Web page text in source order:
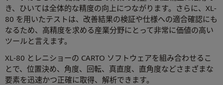
き、ひいては全体的な精度の向上につながります。さらに、XL-
80 を用いたテストは、改善結果の検証や仕様への適合確認にも
なるため、高精度を求める産業分野にとって非常に価値の高い
ツールと言えます。
XL-80 とレニショーの CARTO ソフトウェアを組み合わせるこ
とで、位置決め、角度、回転、真直度、直角度などさまざまな
要素を迅速かつ正確に取得、解析できます。